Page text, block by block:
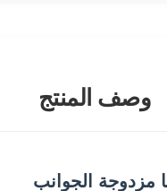
وصف المنتج